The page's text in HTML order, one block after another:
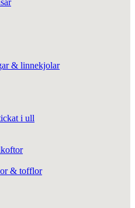
& linnekjolar
i ull
& tofflor